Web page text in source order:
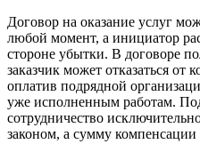
Договор на оказание услуг
любой момент, а инициатор
стороне убытки. В договоре
заказчик может отказаться от
оплатив подрядной
уже исполненным работам.
сотрудничество
законом, а сумму компенсации